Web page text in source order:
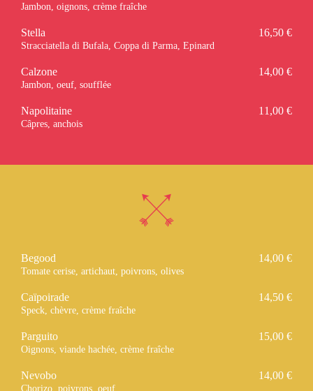
Jambon, oignons, crème fraîche
Stella
Stracciatella di Bufala, Coppa di Parma, Epinard
16,50 €
Calzone
Jambon, oeuf, soufflée
14,00 €
Napolitaine
Câpres, anchois
11,00 €
Begood
Tomate cerise, artichaut, poivrons, olives
14,00 €
Caïpoirade
Speck, chèvre, crème fraîche
14,50 €
Parguito
Oignons, viande hachée, crème fraîche
15,00 €
Nevobo
Chorizo, poivrons, oeuf
14,00 €